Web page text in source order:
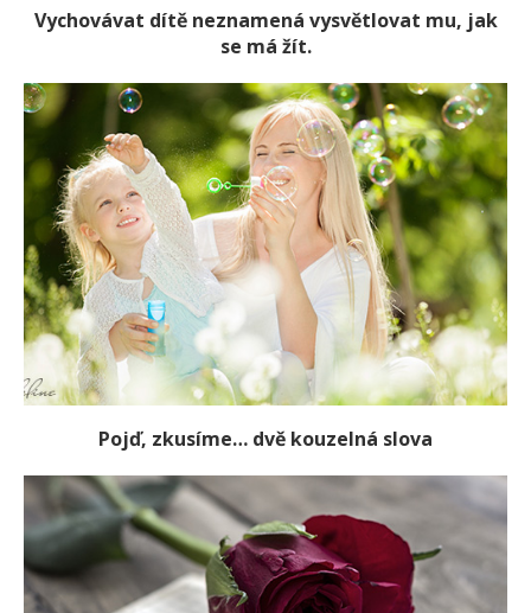
Vychovávat dítě neznamená vysvětlovat mu, jak
se má žít.
Pojď, zkusíme… dvě kouzelná slova